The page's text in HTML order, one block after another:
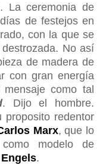
La ceremonia de
de festejos en
con la que se
No así
de madera de
con gran energía
como tal
. Dijo el hombre.
proposito redentor
Marx, que lo
modelo de
Engels.